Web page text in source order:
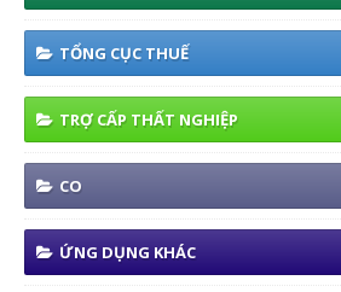
TỔNG CỤC THUẾ
TRỢ CẤP THẤT NGHIỆP
CO
ỨNG DỤNG KHÁC